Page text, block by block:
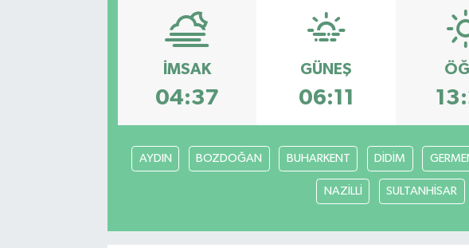
İMSAK
04:37
GÜNEŞ
06:11
AYDIN BOZDOĞAN BUHARKENT DİDİM
NAZİLLİ SULTANHİSAR